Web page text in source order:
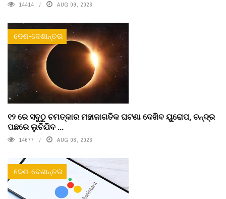
14414 AUG 09, 2026
ଦେଶ-ଦେଶାନ୍ତର
୧୨ ରେ ସବୁଠୁ ଚମତ୍କାର ମହାଜାଗତିକ ଘଟଣା ଦେଖିବ ୟୁରୋପ, ଚନ୍ଦ୍ର
ପଛରେ ଲୁଚିଯିବ ...
14677 AUG 08, 2026
ଦେଶ-ଦେଶାନ୍ତର